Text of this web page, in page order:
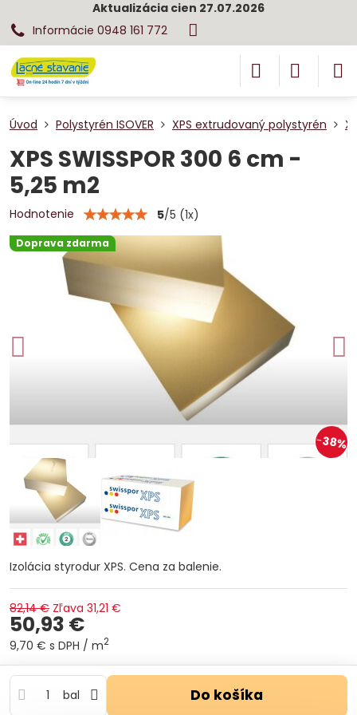
Aktualizácia cien 27.07.2026
Informácie 0948 161 772
Doprava zdarma
38%
Úvod Polystyrén ISOVER XPS extrudovaný polystyrén
XPS SWISSPOR 300 6 cm -
5,25 m2
Hodnotenie 5/5 (1x)
Izolácia styrodur XPS. Cena za balenie.
82,14 € Zľava 31,21 €
50,93 €
9,70 € s DPH / m2
bal Do košíka